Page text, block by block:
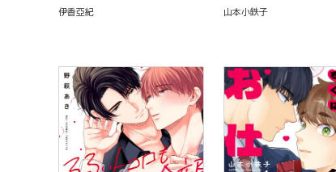
伊香亞紀 山本小鉄子